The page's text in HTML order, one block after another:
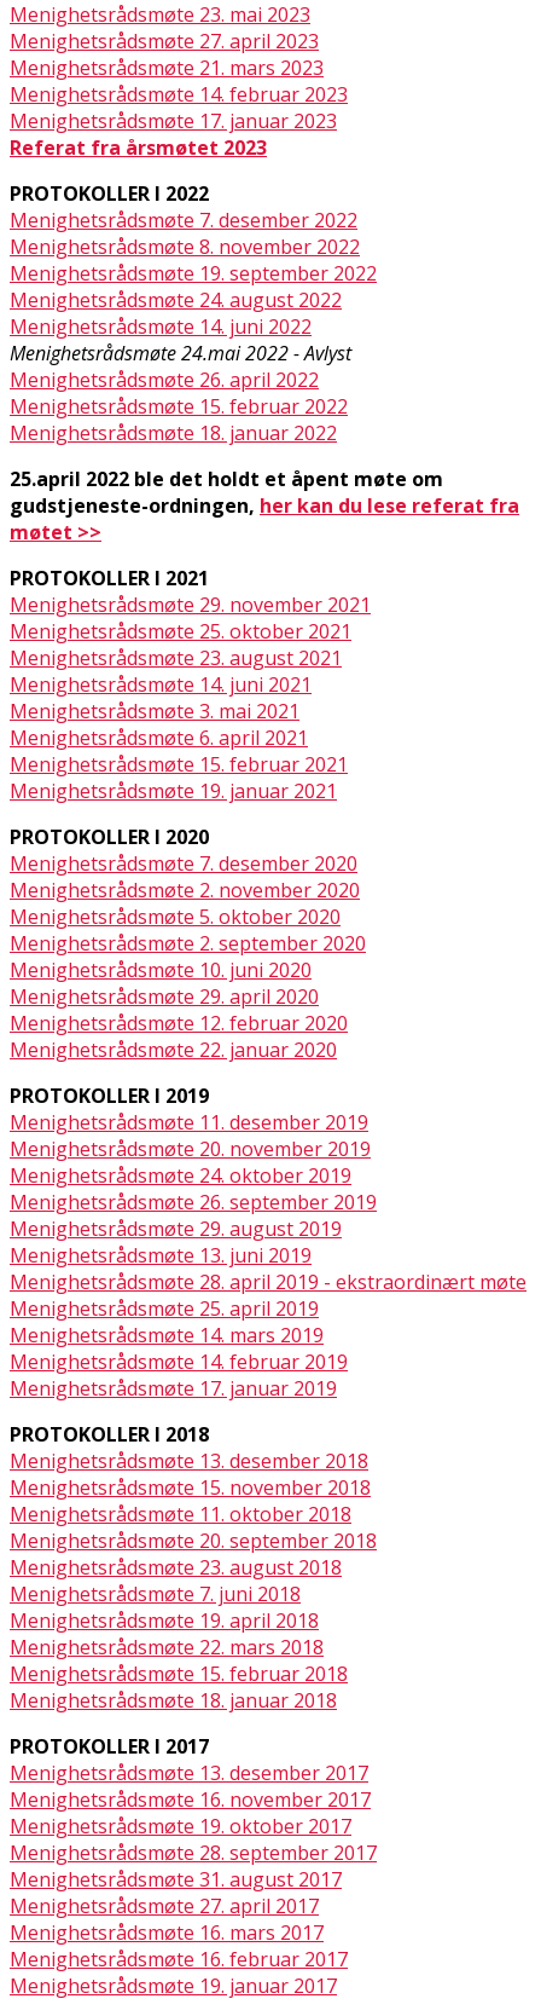
Menighetsrådsmøte 23. mai 2023
Menighetsrådsmøte 27. april 2023
Menighetsrådsmøte 21. mars 2023
Menighetsrådsmøte 14. februar 2023
Menighetsrådsmøte 17. januar 2023
Referat fra årsmøtet 2023
PROTOKOLLER I 2022
Menighetsrådsmøte 7. desember 2022
Menighetsrådsmøte 8. november 2022
Menighetsrådsmøte 19. september 2022
Menighetsrådsmøte 24. august 2022
Menighetsrådsmøte 14. juni 2022
Menighetsrådsmøte 24.mai 2022 - Avlyst
Menighetsrådsmøte 26. april 2022
Menighetsrådsmøte 15. februar 2022
Menighetsrådsmøte 18. januar 2022
25.april 2022 ble det holdt et åpent møte om
gudstjeneste-ordningen, her kan du lese referat fra
møtet >>
PROTOKOLLER I 2021
Menighetsrådsmøte 29. november 2021
Menighetsrådsmøte 25. oktober 2021
Menighetsrådsmøte 23. august 2021
Menighetsrådsmøte 14. juni 2021
Menighetsrådsmøte 3. mai 2021
Menighetsrådsmøte 6. april 2021
Menighetsrådsmøte 15. februar 2021
Menighetsrådsmøte 19. januar 2021
PROTOKOLLER I 2020
Menighetsrådsmøte 7. desember 2020
Menighetsrådsmøte 2. november 2020
Menighetsrådsmøte 5. oktober 2020
Menighetsrådsmøte 2. september 2020
Menighetsrådsmøte 10. juni 2020
Menighetsrådsmøte 29. april 2020
Menighetsrådsmøte 12. februar 2020
Menighetsrådsmøte 22. januar 2020
PROTOKOLLER I 2019
Menighetsrådsmøte 11. desember 2019
Menighetsrådsmøte 20. november 2019
Menighetsrådsmøte 24. oktober 2019
Menighetsrådsmøte 26. september 2019
Menighetsrådsmøte 29. august 2019
Menighetsrådsmøte 13. juni 2019
Menighetsrådsmøte 28. april 2019 - ekstraordinært møte
Menighetsrådsmøte 25. april 2019
Menighetsrådsmøte 14. mars 2019
Menighetsrådsmøte 14. februar 2019
Menighetsrådsmøte 17. januar 2019
PROTOKOLLER I 2018
Menighetsrådsmøte 13. desember 2018
Menighetsrådsmøte 15. november 2018
Menighetsrådsmøte 11. oktober 2018
Menighetsrådsmøte 20. september 2018
Menighetsrådsmøte 23. august 2018
Menighetsrådsmøte 7. juni 2018
Menighetsrådsmøte 19. april 2018
Menighetsrådsmøte 22. mars 2018
Menighetsrådsmøte 15. februar 2018
Menighetsrådsmøte 18. januar 2018
PROTOKOLLER I 2017
Menighetsrådsmøte 13. desember 2017
Menighetsrådsmøte 16. november 2017
Menighetsrådsmøte 19. oktober 2017
Menighetsrådsmøte 28. september 2017
Menighetsrådsmøte 31. august 2017
Menighetsrådsmøte 27. april 2017
Menighetsrådsmøte 16. mars 2017
Menighetsrådsmøte 16. februar 2017
Menighetsrådsmøte 19. januar 2017